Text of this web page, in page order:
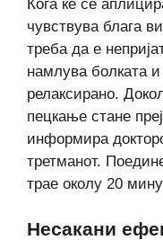
Кога ќе се
чувствува блага
треба да е
намлува болката
релаксирано.
пецкање стане
информира
третманот.
трае околу 20
Несакани